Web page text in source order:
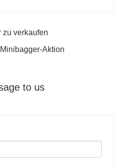
zu verkaufen
Aktion
to us